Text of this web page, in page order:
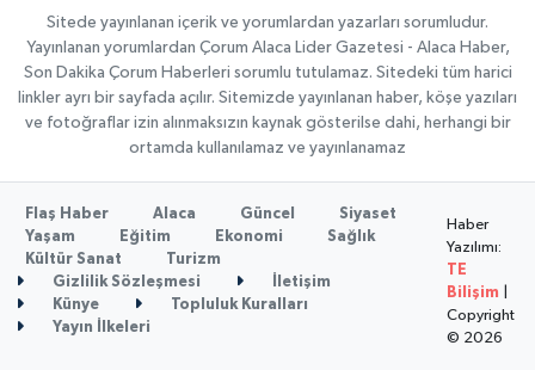
Sitede yayınlanan içerik ve yorumlardan yazarları sorumludur.
Yayınlanan yorumlardan Çorum Alaca Lider Gazetesi - Alaca Haber,
Son Dakika Çorum Haberleri sorumlu tutulamaz. Sitedeki tüm harici
linkler ayrı bir sayfada açılır. Sitemizde yayınlanan haber, köşe yazıları
ve fotoğraflar izin alınmaksızın kaynak gösterilse dahi, herhangi bir
ortamda kullanılamaz ve yayınlanamaz
Flaş Haber Alaca Güncel
Siyaset
Yaşam
Eğitim Ekonomi
Sağlık
Kültür Sanat
Turizm
Gizlilik Sözleşmesi
İletişim
Künye
Topluluk Kuralları
Yayın İlkeleri
Haber
Yazılımı:
TE
Bilişim
Copyright
© 2026